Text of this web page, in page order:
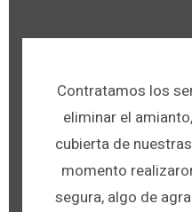
Contratamos los
eliminar el
cubierta de
momento
segura, algo de